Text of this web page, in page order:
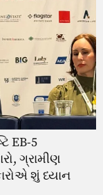
EB-5
ગ્રામીણ
શું ધ્યાન